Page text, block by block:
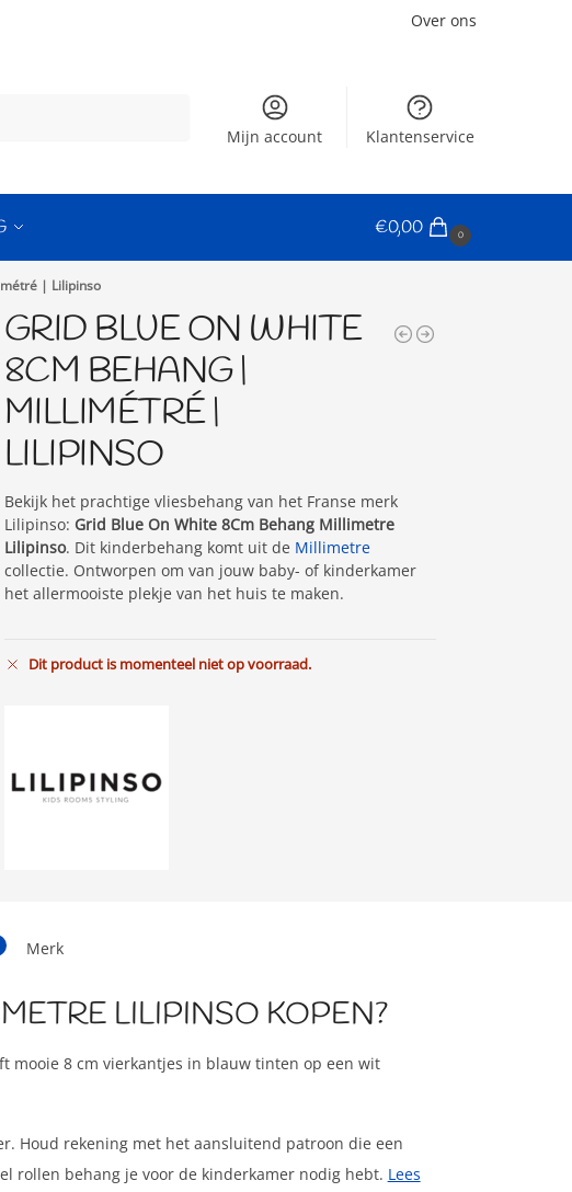
Over ons
Mijn account Klantenservice
€0,00 0
| Lilipinso
GRID BLUE ON WHITE
8CM BEHANG |
MILLIMÉTRÉ |
LILIPINSO
Bekijk het prachtige vliesbehang van het Franse merk
Lilipinso: Grid Blue On White 8Cm Behang Millimetre
Lilipinso. Dit kinderbehang komt uit de Millimetre
collectie. Ontworpen om van jouw baby- of kinderkamer
het allermooiste plekje van het huis te maken.
Dit product is momenteel niet op voorraad.
Merk
LILIPINSO KOPEN?
mooie 8 cm vierkantjes in blauw tinten op een wit
Houd rekening met het aansluitend patroon die een
rollen behang je voor de kinderkamer nodig hebt. Lees